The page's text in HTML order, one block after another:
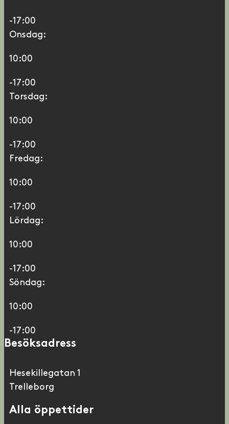
-17:00
Onsdag:
10:00
-17:00
Torsdag:
10:00
-17:00
Fredag:
10:00
-17:00
Lördag:
10:00
-17:00
Söndag:
10:00
-17:00
Besöksadress
Hesekillegatan 1
Trelleborg
Alla öppettider